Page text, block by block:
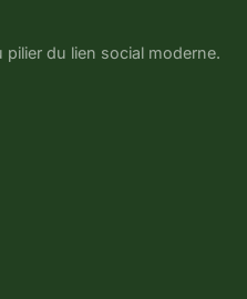
du lien social moderne.